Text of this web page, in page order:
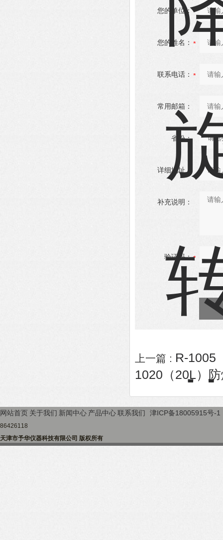
您的单位：
您的姓名：
联系电话：
常用邮箱：
省份：
详细地址：
补充说明：
验证码：
上一篇 : R-1005
1020（20L）
网站首页 关于我们 新闻中心 产品中心联系我们 津ICP备18005915号-1
86426118
天津市予华仪器科技有限公司 版权所有